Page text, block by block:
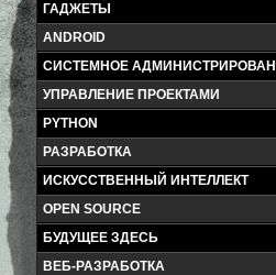
ГАДЖЕТЫ
ANDROID
СИСТЕМНОЕ
УПРАВЛЕНИЕ ПРОЕКТАМИ
PYTHON
РАЗРАБОТКА
ИСКУССТВЕННЫЙ ИНТЕЛЛЕКТ
OPEN SOURCE
БУДУЩЕЕ ЗДЕСЬ
ВЕБ-РАЗРАБОТКА